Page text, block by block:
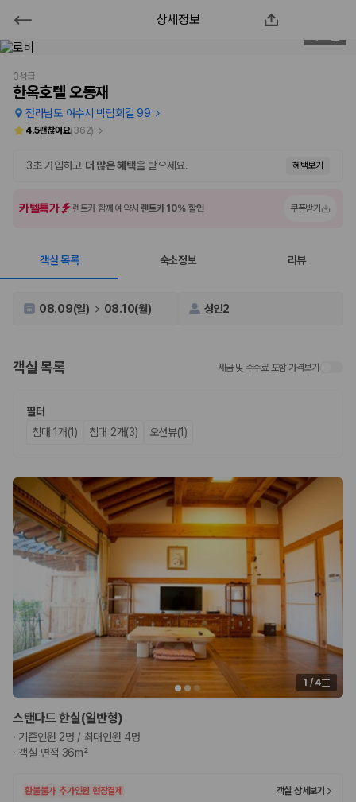
한옥호텔 오동재
2000만 이용고객이 선택한 제주 렌트카 가격비교 플랫폼
제주렌트카 가격비교는 카모아에서 한 번에
제주도 렌트카는 업체마다 차량 가격, 보험 조건, 면책금, 보상 한도, 인수
장소, 취소 규정이 다릅니다. 카모아는 여러 제주 렌트카 업체의 조건을 한
업체별 가격비교:
제주 렌트카 업체별 실시간 예약 가능 차량과 요금
차종별 최저가 비교:
인원에 맞는 차종별 가격을 비교합니다.
보험 조건 비교:일반자차, 완전자차, 슈퍼자차의 면책금과 보상 한
확인합니다.
실시간 예약:비교 후 원하는 차량을 바로 예약할 수 있습니다.
제주렌트카 실시간 가격비교 바로가기
제주 렌트카를 찾을 때 꼭 비교해야 하는 기준
1. 단순 최저가가 아니라 실제 결제 조건을 비교하세요
제주렌트카 최저가는 차량 기본요금만으로 판단하기 어렵습니다. 보험 포
함 여부, 면책금, 보상 한도, 옵션 비용, 취소 수수료를 함께 확인해야 실제
로 저렴한 차량을 고를 수 있습니다.
2. 보험 조건은 가격만큼 중요합니다
완전자차와 슈퍼자차는 업체별 보장 범위가 다를 수 있습니다. 카모아에서
는 제주 렌트카 가격과 함께 보험 조건을 비교해 여행 스타일에 맞는 보장
수준을 선택할 수 있습니다.
상세정보
3성급
한옥호텔 오동재
전라남도 여수시 박람회길 99
4.5괜찮아요(362)
3초 가입하고 더 많은 혜택을 받으세요. 혜택보기
카텔특가 렌트카 함께 예약시렌트카 10% 할인 쿠폰받기
객실 목록 숙소정보 리뷰
08.09(일) 08.10(월) 성인2
객실 목록 세금 및 수수료 포함 가격보기
필터
침대 1개(1)
침대 2개(3) 오션뷰(1)
1 / 4
스탠다드 한실(일반형)
· 기준인원 2명 / 최대인원 4명
·객실 면적 36m²
환불불가 추가인원 현장결제
객실 상세보기